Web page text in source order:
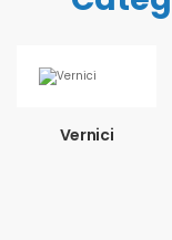
Vernici